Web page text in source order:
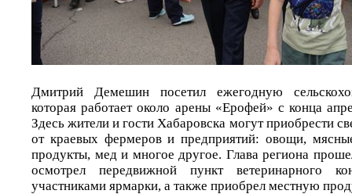
Дмитрий Демешин посетил ежегодную
которая работает около арены «Ерофей» с конца
Здесь жители и гости Хабаровска могут приобрести
от краевых фермеров и предприятий: овощи,
продукты, мед и многое другое. Глава региона
осмотрел передвижной пункт ветеринарного
участниками ярмарки, а также приобрел местную